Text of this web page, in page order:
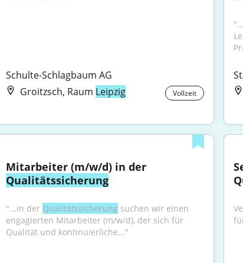
Schulte-Schlagbaum AG
Groitzsch, Raum Leipzig Vollzeit
Qualitätssicherung
"...in der Qualitätssicherung suchen wir einen
engagierten Mitarbeiter (m/w/d), der sich für
Qualität und kontinuierliche..."